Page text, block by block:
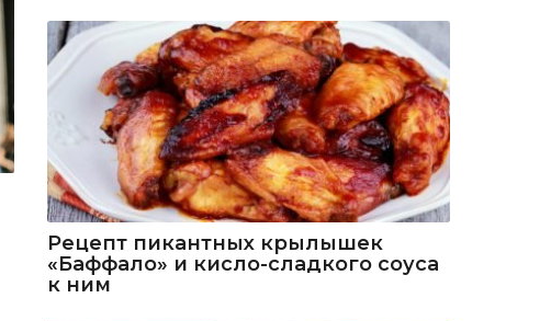
Рецепт пикантных крылышек
«Баффало» и кисло-сладкого соуса
к ним